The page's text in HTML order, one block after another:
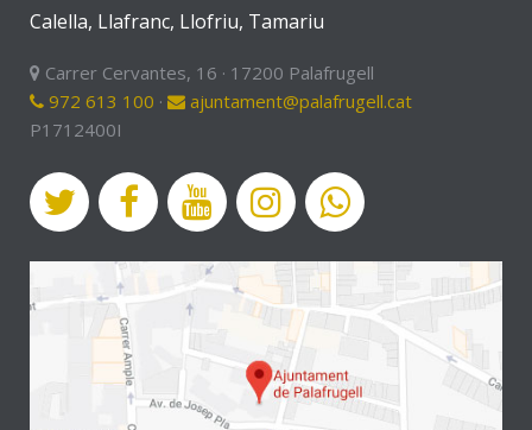
Calella, Llafranc, Llofriu, Tamariu
Carrer Cervantes, 16 · 17200 Palafrugell
972 613 100 ·
ajuntament@palafrugell.cat
P1712400I